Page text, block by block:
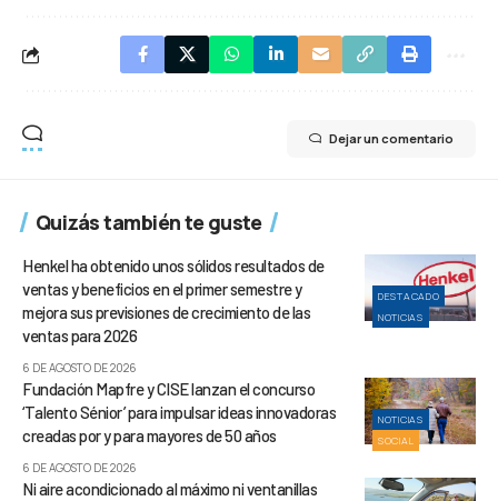
Dejar un comentario
Quizás también te guste
DESTACADO
NOTICIAS
Henkel ha obtenido unos sólidos resultados de
ventas y beneficios en el primer semestre y
mejora sus previsiones de crecimiento de las
ventas para 2026
6 DE AGOSTO DE 2026
NOTICIAS
SOCIAL
Fundación Mapfre y CISE lanzan el concurso
‘Talento Sénior’ para impulsar ideas innovadoras
creadas por y para mayores de 50 años
6 DE AGOSTO DE 2026
Ni aire acondicionado al máximo ni ventanillas